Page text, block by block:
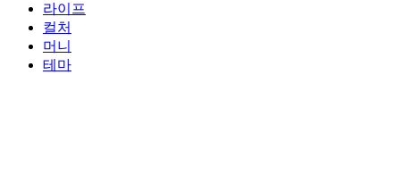
라이프
컬처
머니
테마